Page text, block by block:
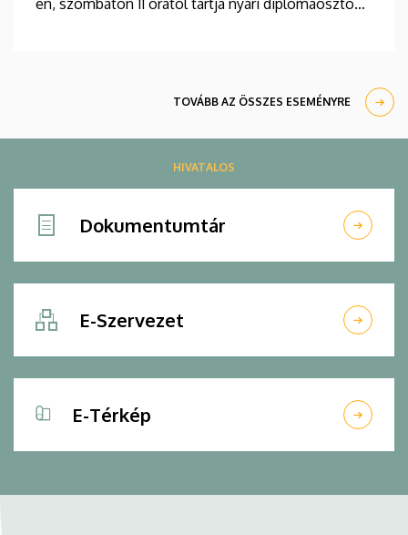
TOVÁBB AZ ÖSSZES ESEMÉNYRE
HIVATALOS
Dokumentumtár
E-Szervezet
E-Térkép